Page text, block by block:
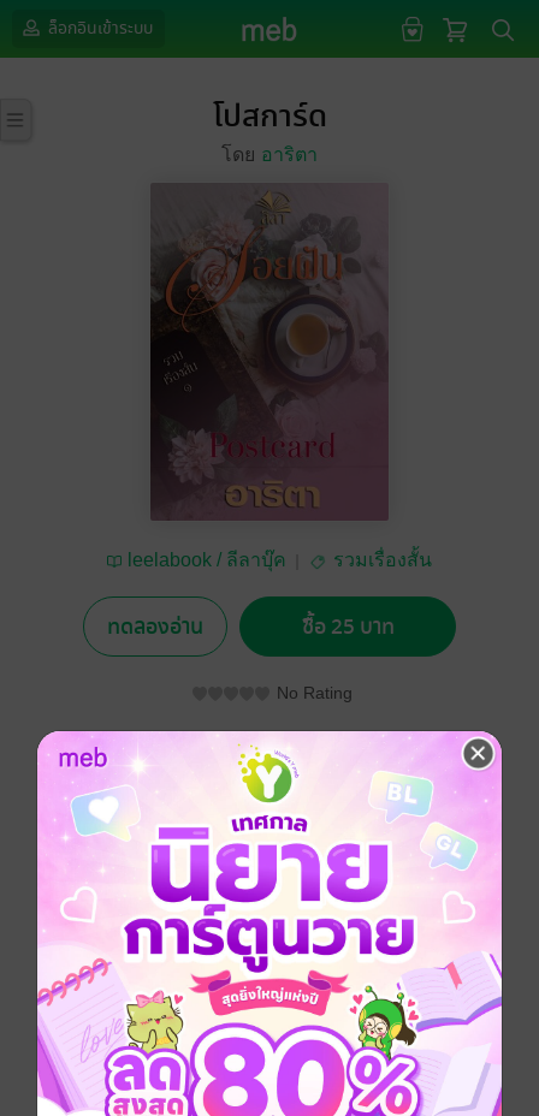
ล็อกอินเข้าระบบ
โปสการ์ด
โดย อาริตา
leelabook / ลีลาบุ๊ค รวมเรื่องสั้น
ทดลองอ่าน ซื้อ 25 บาท
No Rating
อยากได้ ซื้อเป็นของขวัญ แชร์
ระวีพาเธอมาดูแสงเหนือThe Northern Lights หรือแสงออ
โรร่า Aurora Borealis ที่เกิดขึ้นตามธรรมชาติ ลำแสงสี
เขียวอ่อนๆ ปนเหลืองและขาวพาดผ่านท้องฟ้าจากทิศ
ตะวันออกไปยังทิศตะวันตก ความยาวของแสงนับเป็น
หมื่นๆ กิโลเมตร แสงนี้เปลี่ยนไปมาได้และเคลื่อนที่ได้
เหมือนการเริงระบำแสงบนฟากฟ้าที่ไม่ต้องมีคนไปควบคุม
ถือเป็นปรากฏการณ์อันงดงาม
ระวีอยากจะเรียกลำแสงส่องสว่างนั่นว่าเป็น “มิราเคิล”
หรือปาฏิหาริย์ และเขาเชื่อว่าความรักก็มีปาฏิหาริย์ของ